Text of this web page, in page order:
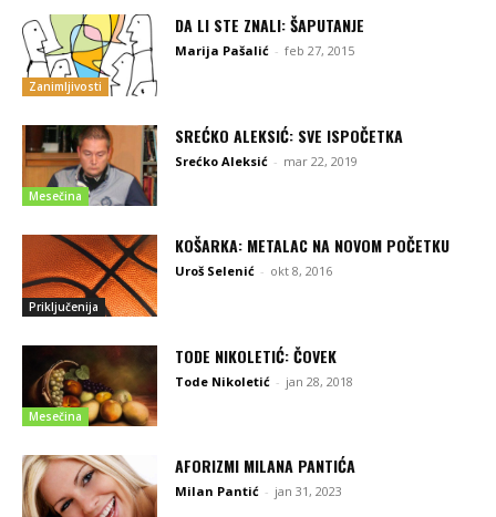
Zanimljivosti
DA LI STE ZNALI: ŠAPUTANJE
Marija Pašalić - feb 27, 2015
Mesečina
SREĆKO ALEKSIĆ: SVE ISPOČETKA
Srećko Aleksić - mar 22, 2019
Priključenija
KOŠARKA: METALAC NA NOVOM POČETKU
Uroš Selenić - okt 8, 2016
Mesečina
TODE NIKOLETIĆ: ČOVEK
Tode Nikoletić - jan 28, 2018
AFORIZMI MILANA PANTIĆA
Milan Pantić - jan 31, 2023